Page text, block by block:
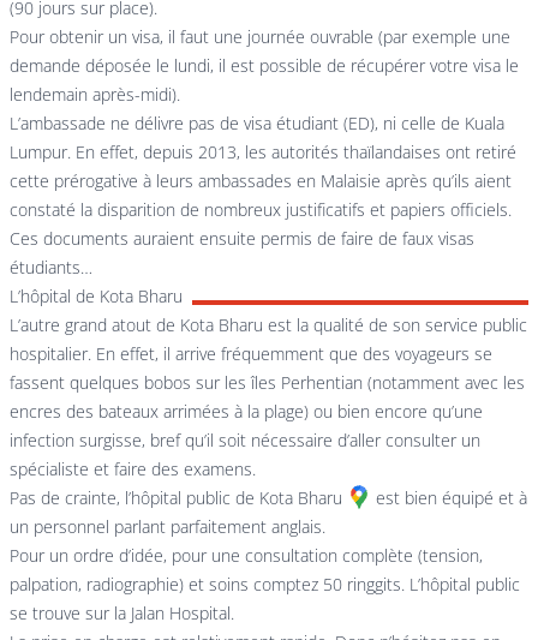
(90 jours sur place).
Pour obtenir un visa, il faut une journée ouvrable (par exemple une
demande déposée le lundi, il est possible de récupérer votre visa le
lendemain après-midi).
L’ambassade ne délivre pas de visa étudiant (ED), ni celle de Kuala
Lumpur. En effet, depuis 2013, les autorités thaïlandaises ont retiré
cette prérogative à leurs ambassades en Malaisie après qu’ils aient
constaté la disparition de nombreux justificatifs et papiers officiels.
Ces documents auraient ensuite permis de faire de faux visas
étudiants…
L’hôpital de Kota Bharu
L’autre grand atout de Kota Bharu est la qualité de son service public
hospitalier. En effet, il arrive fréquemment que des voyageurs se
fassent quelques bobos sur les îles Perhentian (notamment avec les
encres des bateaux arrimées à la plage) ou bien encore qu’une
infection surgisse, bref qu’il soit nécessaire d’aller consulter un
spécialiste et faire des examens.
Pas de crainte, l’hôpital public de Kota Bharu
est bien équipé et à
un personnel parlant parfaitement anglais.
Pour un ordre d’idée, pour une consultation complète (tension,
palpation, radiographie) et soins comptez 50 ringgits. L’hôpital public
se trouve sur la Jalan Hospital.